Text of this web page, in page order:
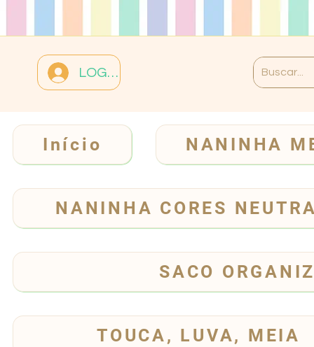
LOGIN
Início NANINHA
NANINHA CORES
SACO
TOUCA, LUVA, MEIA